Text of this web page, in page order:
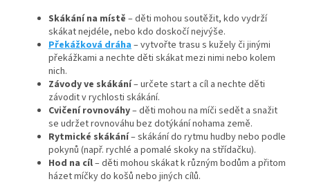
Skákání na místě – děti mohou soutěžit, kdo vydrží
skákat nejdéle, nebo kdo doskočí nejvýše.
Překážková dráha – vytvořte trasu s kužely či jinými
překážkami a nechte děti skákat mezi nimi nebo kolem
nich.
Závody ve skákání– určete start a cíl a nechte děti
závodit v rychlosti skákání.
Cvičení rovnováhy– děti mohou na míči sedět a snažit
se udržet rovnováhu bez dotýkání nohama země.
Rytmické skákání– skákání do rytmu hudby nebo podle
pokynů (např. rychlé a pomalé skoky na střídačku).
Hod na cíl– děti mohou skákat k různým bodům a přitom
házet míčky do košů nebo jiných cílů.